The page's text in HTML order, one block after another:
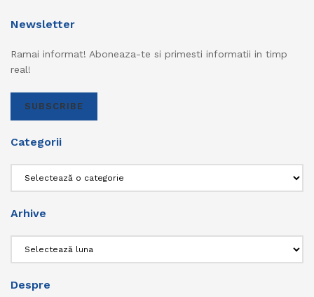
Newsletter
Ramai informat! Aboneaza-te si primesti informatii in timp
real!
SUBSCRIBE
Categorii
Arhive
Despre